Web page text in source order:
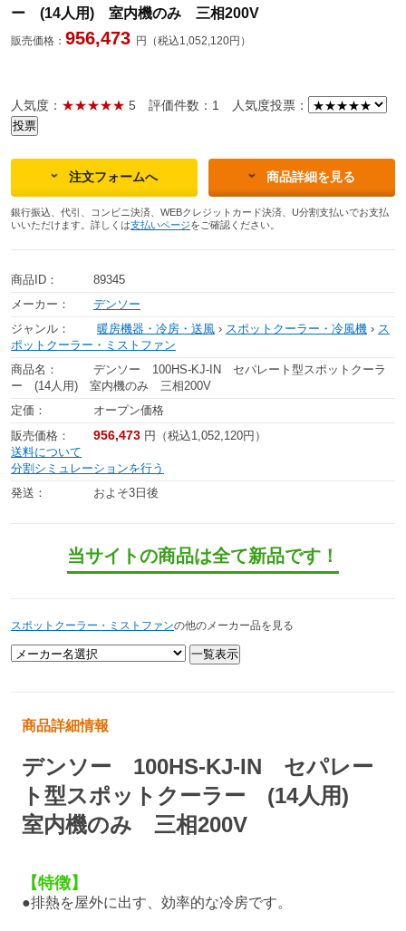
ー (14人用) 室内機のみ 三相200V
販売価格： 956,473 円（税込1,052,120円）
人気度： ★★★★★ 5 評価件数：1 人気度投票：
注文フォームへ 商品詳細を見る
銀行振込、代引、コンビニ決済、WEBクレジットカード決済、U分割支払いでお支払
いいただけます。詳しくは支払いページをご確認ください。
商品ID：
89345
メーカー：
デンソー
ジャンル：
暖房機器・冷房・送風 › スポットクーラー・冷風機 › ス
ポットクーラー・ミストファン
商品名：
デンソー 100HS-KJ-IN セパレート型スポットクーラ
ー (14人用) 室内機のみ 三相200V
定価：
オープン価格
販売価格：
956,473 円（税込1,052,120円）
送料について
分割シミュレーションを行う
発送：
およそ3日後
当サイトの商品は全て新品です！
スポットクーラー・ミストファンの他のメーカー品を見る
商品詳細情報
デンソー 100HS-KJ-IN セパレー
ト型スポットクーラー (14人用)
室内機のみ 三相200V
【特徴】
●排熱を屋外に出す、効率的な冷房です。